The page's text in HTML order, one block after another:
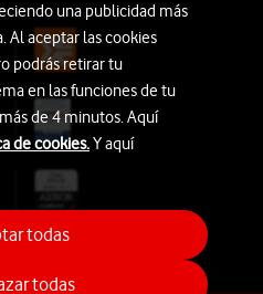
una publicidad más
Al aceptar las cookies
podrás retirar tu
en las funciones de tu
de 4 minutos. Aquí
de cookies.Y aquí
todas
todas